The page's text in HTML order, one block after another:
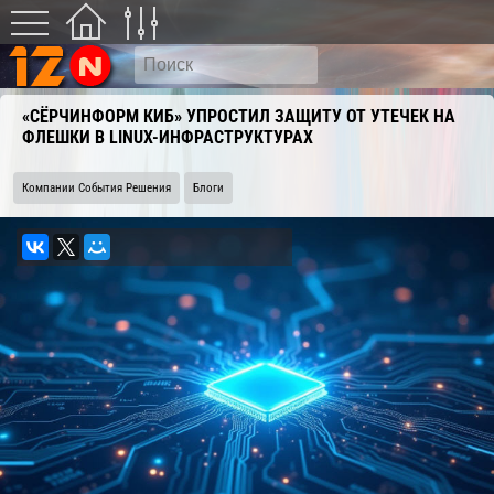
«СЁРЧИНФОРМ КИБ» УПРОСТИЛ ЗАЩИТУ ОТ УТЕЧЕК НА
ФЛЕШКИ В LINUX-ИНФРАСТРУКТУРАХ
Компании События Решения Блоги